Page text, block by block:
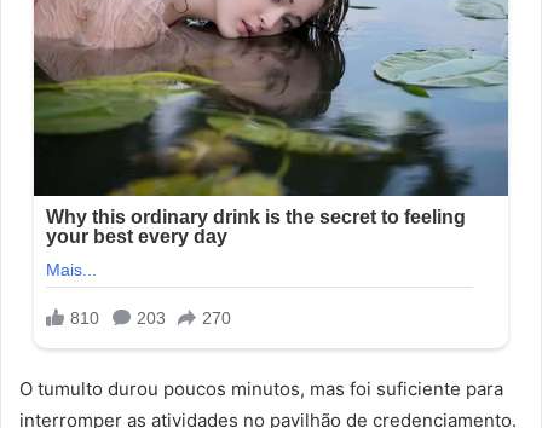
O tumulto durou poucos minutos, mas foi suficiente para
interromper as atividades no pavilhão de credenciamento.